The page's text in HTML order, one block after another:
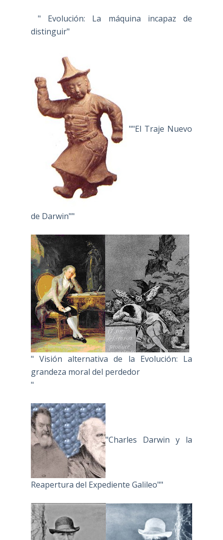
" Evolución: La máquina incapaz de
distinguir"
""El Traje Nuevo
de Darwin""
" Visión alternativa de la Evolución: La
grandeza moral del perdedor
"
"Charles Darwin y la
Reapertura del Expediente Galileo""